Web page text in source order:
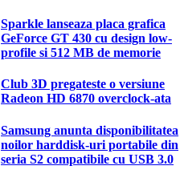
Sparkle lanseaza placa grafica
GeForce GT 430 cu design low-
profile si 512 MB de memorie
Club 3D pregateste o versiune
Radeon HD 6870 overclock-ata
Samsung anunta disponibilitatea
noilor harddisk-uri portabile din
seria S2 compatibile cu USB 3.0